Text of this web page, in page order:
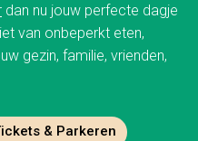
dan nu jouw perfecte dagje
van onbeperkt eten,
gezin, familie, vrienden,
& Parkeren